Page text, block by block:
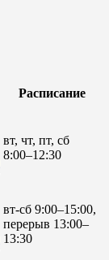
Расписание
вт, чт, пт, сб
8:00–12:30
вт-сб 9:00–15:00,
перерыв 13:00–
13:30